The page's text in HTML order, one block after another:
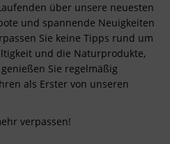
über unsere neuesten
und spannende Neuigkeiten
Sie keine Tipps rund um
und die Naturprodukte,
Sie regelmäßig
als Erster von unseren
verpassen!